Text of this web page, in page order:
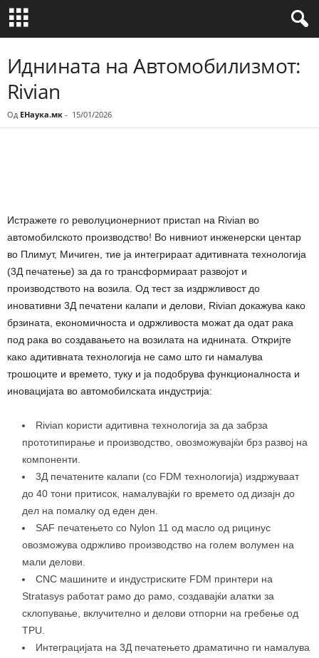
Иднината на Автомобилизмот:
Rivian
Од ЕНаука.мк - 15/01/2026
Истражете го револуционерниот пристап на Rivian во
автомобилското производство! Во нивниот инженерски центар
во Плимут, Мичиген, тие ја интегрираат адитивната технологија
(3Д печатење) за да го трансформираат развојот и
производството на возила. Од тест за издржливост до
иновативни 3Д печатени калапи и делови, Rivian докажува како
брзината, економичноста и одржливоста можат да одат рака
под рака во создавањето на возилата на иднината. Откријте
како адитивната технологија не само што ги намалува
трошоците и времето, туку и ја подобрува функционалноста и
иновацијата во автомобилската индустрија:
Rivian користи адитивна технологија за да забрза
прототипирање и производство, овозможувајќи брз развој на
компоненти.
3Д печатените калапи (со FDM технологија) издржуваат
до 40 тони притисок, намалувајќи го времето од дизајн до
дел на помалку од еден ден.
SAF печатењето со Nylon 11 од масло од рицинус
овозможува одржливо производство на голем волумен на
мали делови.
CNC машините и индустриските FDM принтери на
Stratasys работат рамо до рамо, создавајќи алатки за
склопување, вклучително и делови отпорни на гребење од
TPU.
Интеграцијата на 3Д печатењето драматично ги намалува